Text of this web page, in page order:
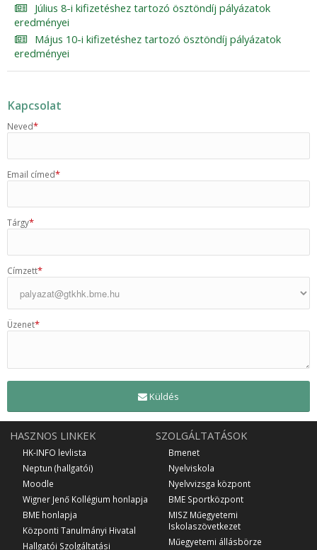
Július 8-i kifizetéshez tartozó ösztöndíj pályázatok
eredményei
Május 10-i kifizetéshez tartozó ösztöndíj pályázatok
eredményei
Kapcsolat
Neved*
Email címed*
Tárgy*
Címzett*
Üzenet*
Küldés
HASZNOS LINKEK
HK-INFO levlista
Neptun (hallgatói)
Moodle
Wigner Jenő Kollégium honlapja
BME honlapja
Központi Tanulmányi Hivatal
Hallgatói Szolgáltatási
SZOLGÁLTATÁSOK
Bmenet
Nyelviskola
Nyelvvizsga központ
BME Sportközpont
MISZ Műegyetemi
Iskolaszövetkezet
Műegyetemi állásbörze